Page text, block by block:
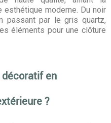
moderne. Du noir
passant par le gris quartz,
éléments pour une clôture
décoratif en
?